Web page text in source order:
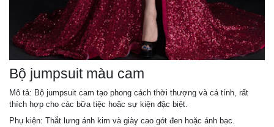
Bộ jumpsuit màu cam
Mô tả: Bộ jumpsuit cam tạo phong cách thời thượng và cá tính, rất
thích hợp cho các bữa tiệc hoặc sự kiện đặc biệt.
Phụ kiện: Thắt lưng ánh kim và giày cao gót đen hoặc ánh bạc.